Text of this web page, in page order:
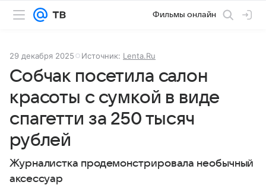
Фильмы онлайн
29 декабря 2025 Источник: Lenta.Ru
Собчак посетила салон
красоты с сумкой в виде
спагетти за 250 тысяч
рублей
Журналистка продемонстрировала необычный
аксессуар